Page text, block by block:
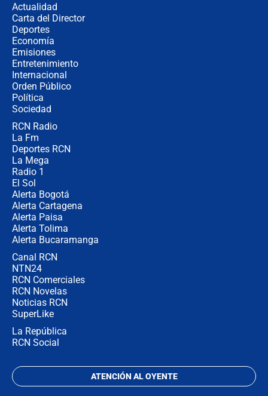
Actualidad
Carta del Director
Deportes
Economía
Emisiones
Entretenimiento
Internacional
Orden Público
Política
Sociedad
RCN Radio
La Fm
Deportes RCN
La Mega
Radio 1
El Sol
Alerta Bogotá
Alerta Cartagena
Alerta Paisa
Alerta Tolima
Alerta Bucaramanga
Canal RCN
NTN24
RCN Comerciales
RCN Novelas
Noticias RCN
SuperLike
La República
RCN Social
ATENCIÓN AL OYENTE